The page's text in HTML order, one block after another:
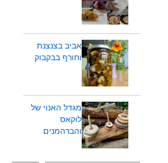
אביב בצנצנת
וחורף בבקבוק
מגדל האנוי של
לוקאס
והברהמנים